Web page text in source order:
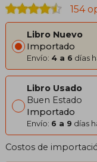
154
Libro Nuevo
Importado
Envío: 4 a 6 días
Libro Usado
Buen Estado
Importado
Envío: 6 a 9 días
Costos de